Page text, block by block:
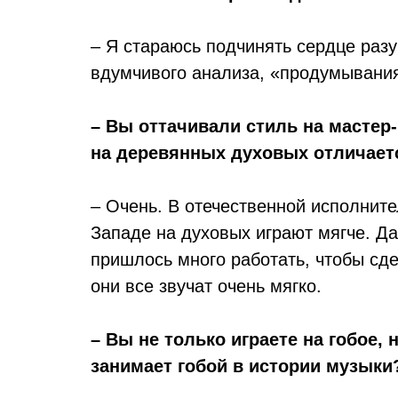
– Я стараюсь подчинять сердце
вдумчивого анализа,
– Вы оттачивали стиль на
на деревянных духовых
– Очень. В отечественной
Западе на духовых играют мягче.
пришлось много работать, чтобы
они все звучат очень мягко.
– Вы не только играете на гобое,
занимает гобой в истории